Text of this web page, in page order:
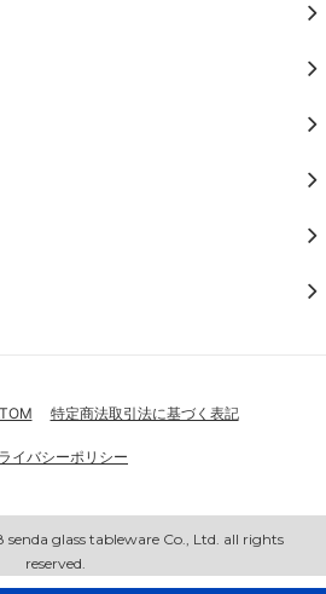
特定商法取引法に基づく表記
イバシーポリシー
glass tableware Co., Ltd. all rights
reserved.